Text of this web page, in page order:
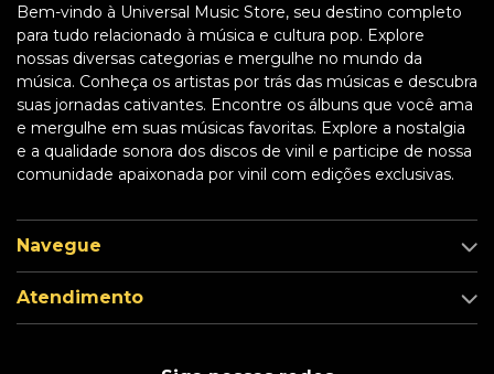
Bem-vindo à Universal Music Store, seu destino completo
para tudo relacionado à música e cultura pop. Explore
nossas diversas categorias e mergulhe no mundo da
música. Conheça os artistas por trás das músicas e descubra
suas jornadas cativantes. Encontre os álbuns que você ama
e mergulhe em suas músicas favoritas. Explore a nostalgia
e a qualidade sonora dos discos de vinil e participe de nossa
comunidade apaixonada por vinil com edições exclusivas.
Navegue
Atendimento